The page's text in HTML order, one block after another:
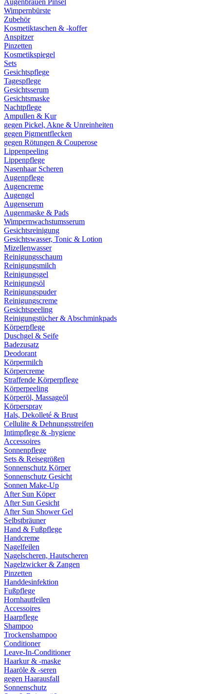
Augenbrauen Pinsel
Wimpernbürste
Zubehör
Kosmetiktaschen & -koffer
Anspitzer
Pinzetten
Kosmetikspiegel
Sets
Gesichtspflege
Tagespflege
Gesichtsserum
Gesichtsmaske
Nachtpflege
Ampullen & Kur
gegen Pickel, Akne & Unreinheiten
gegen Pigmentflecken
gegen Rötungen & Couperose
Lippenpeeling
Lippenpflege
Nasenhaar Scheren
Augenpflege
Augencreme
Augengel
Augenserum
Augenmaske & Pads
Wimpernwachstumsserum
Gesichtsreinigung
Gesichtswasser, Tonic & Lotion
Mizellenwasser
Reinigungsschaum
Reinigungsmilch
Reinigungsgel
Reinigungsöl
Reinigungspuder
Reinigungscreme
Gesichtspeeling
Reinigungstücher & Abschminkpads
Körperpflege
Duschgel & Seife
Badezusatz
Deodorant
Körpermilch
Körpercreme
Straffende Körperpflege
Körperpeeling
Körperöl, Massageöl
Körperspray
Hals, Dekolleté & Brust
Cellulite & Dehnungsstreifen
Intimpflege & -hygiene
Accessoires
Sonnenpflege
Sets & Reisegrößen
Sonnenschutz Körper
Sonnenschutz Gesicht
Sonnen Make-Up
After Sun Köper
After Sun Gesicht
After Sun Shower Gel
Selbstbräuner
Hand & Fußpflege
Handcreme
Nagelfeilen
Nagelscheren, Hautscheren
Nagelzwicker & Zangen
Pinzetten
Handdesinfektion
Fußpflege
Hornhautfeilen
Accessoires
Haarpflege
Shampoo
Trockenshampoo
Conditioner
Leave-In-Conditioner
Haarkur & -maske
Haaröle & -seren
gegen Haarausfall
Sonnenschutz